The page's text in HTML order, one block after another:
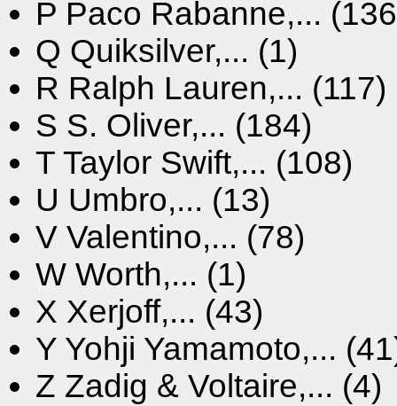
P Paco Rabanne,...
Q Quiksilver,... (1)
R Ralph Lauren,... (117)
S S. Oliver,... (184)
T Taylor Swift,... (108)
U Umbro,... (13)
V Valentino,... (78)
W Worth,... (1)
X Xerjoff,... (43)
Y Yohji Yamamoto,...
Z Zadig & Voltaire,... (4)